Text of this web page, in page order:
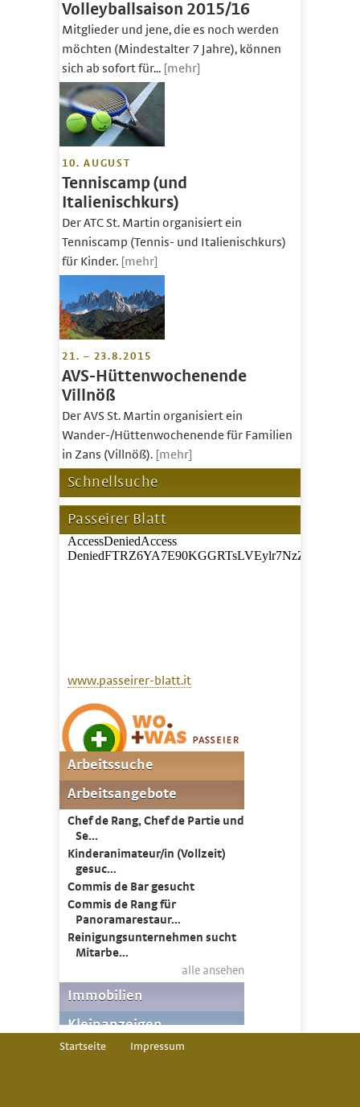
Volleyballsaison 2015/16
Mitglieder und jene, die es noch werden
möchten (Mindestalter 7 Jahre), können
sich ab sofort für... [mehr]
10. AUGUST
Tenniscamp (und
Italienischkurs)
Der ATC St. Martin organisiert ein
Tenniscamp (Tennis- und Italienischkurs)
für Kinder. [mehr]
21. – 23.8.2015
AVS-Hüttenwochenende
Villnöß
Der AVS St. Martin organisiert ein
Wander-/Hüttenwochenende für Familien
in Zans (Villnöß). [mehr]
Schnellsuche
Passeirer Blatt
www.passeirer-blatt.it
Startseite Impressum